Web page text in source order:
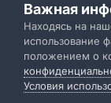
Политика
Важная
Находясь на
использование
положением о
Условия